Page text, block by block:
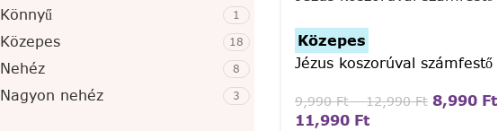
Könnyű
1
Közepes 18
Nehéz 8
Nagyon nehéz 3
Közepes
Jézus koszorúval számfestő
9,990Ft – 12,990Ft 8,990 Ft
11,990 Ft